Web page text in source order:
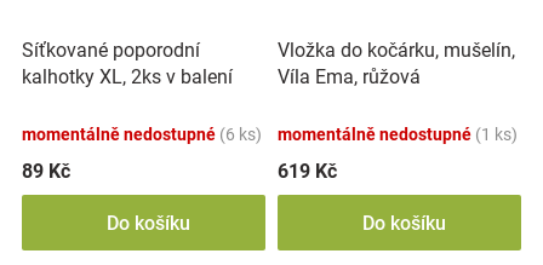
Síťkované poporodní
kalhotky XL, 2ks v balení
momentálně nedostupné (6 ks)
89 Kč
Do košíku
Vložka do kočárku, mušelín,
Víla Ema, růžová
momentálně nedostupné (1 ks)
619 Kč
Do košíku